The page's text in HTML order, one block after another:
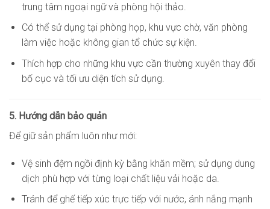
trung tâm ngoại ngữ và phòng hội thảo.
Có thể sử dụng tại phòng họp, khu vực chờ, văn phòng
làm việc hoặc không gian tổ chức sự kiện.
Thích hợp cho những khu vực cần thường xuyên thay đổi
bố cục và tối ưu diện tích sử dụng.
5. Hướng dẫn bảo quản
Để giữ sản phẩm luôn như mới:
Vệ sinh đệm ngồi định kỳ bằng khăn mềm; sử dụng dung
dịch phù hợp với từng loại chất liệu vải hoặc da.
Tránh để ghế tiếp xúc trực tiếp với nước, ánh nắng mạnh